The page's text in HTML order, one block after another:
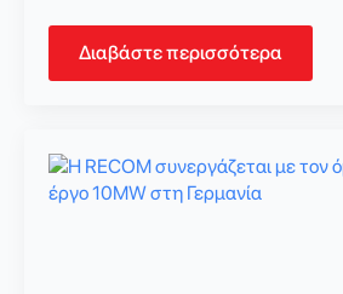
Διαβάστε περισσότερα